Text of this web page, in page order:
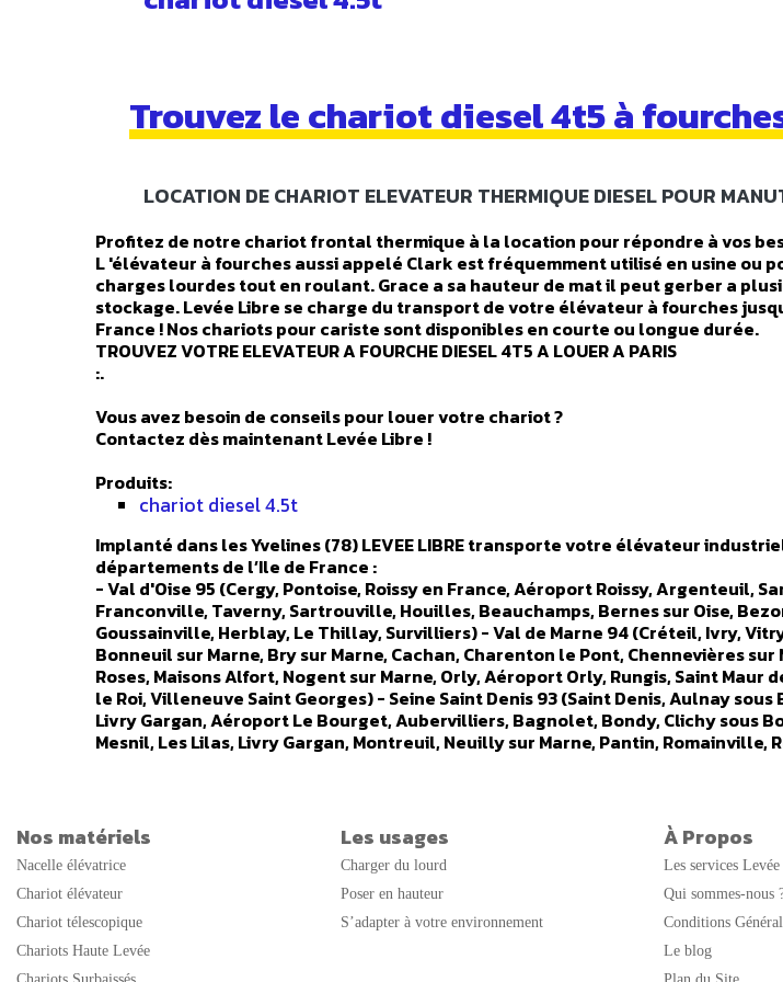
Trouvez le chariot diesel 4t5 à
LOCATION DE CHARIOT ELEVATEUR THERMIQUE DIESEL POUR
Profitez de notre chariot frontal thermique à la location pour répondre à vos
L 'élévateur à fourches aussi appelé Clark est fréquemment utilisé en usine ou
charges lourdes tout en roulant. Grace a sa hauteur de mat il peut gerber a
stockage. Levée Libre se charge du transport de votre élévateur à fourches
France ! Nos chariots pour cariste sont disponibles en courte ou longue durée.
TROUVEZ VOTRE ELEVATEUR A FOURCHE DIESEL 4T5 A LOUER A PARIS
:.
Vous avez besoin de conseils pour louer votre chariot ?
Contactez dès maintenant Levée Libre !
Produits:
chariot diesel 4.5t
Implanté dans les Yvelines (78) LEVEE LIBRE transporte votre élévateur
départements de l’Ile de France :
- Val d'Oise 95 (Cergy, Pontoise, Roissy en France, Aéroport Roissy, Argenteuil,
Franconville, Taverny, Sartrouville, Houilles, Beauchamps, Bernes sur Oise,
Goussainville, Herblay, Le Thillay, Survilliers) - Val de Marne 94 (Créteil, Ivry,
Bonneuil sur Marne, Bry sur Marne, Cachan, Charenton le Pont, Chennevières
Roses, Maisons Alfort, Nogent sur Marne, Orly, Aéroport Orly, Rungis, Saint
le Roi, Villeneuve Saint Georges) - Seine Saint Denis 93 (Saint Denis, Aulnay
Livry Gargan, Aéroport Le Bourget, Aubervilliers, Bagnolet, Bondy, Clichy sous
Mesnil, Les Lilas, Livry Gargan, Montreuil, Neuilly sur Marne, Pantin,
Suresnes, Villeneuve la Garenne) - Essonne 91 (Etampes, Arpajon, Saint
Wissous, Antony, Paray Vieille Poste, Limours, Saclay, Athis Mons,
Courcouronnes, Crosnes, Dourdan, Epinay sur Orge, Evry, Fleury Merogis, Grigny,
Saint Michel sur Orge, Savigny sur Orge, Tigery, Verriere le Buisson, Vigneux sur
Versailles, Rambouillet, Plaisir, Mantes la Jolie, Saint germain en Laye, Trappes,
Hameaux, Gif sur Yvette, Aubergenville, Bazainville, Bois d Arcy, Velizy
les Vignes, Coigniere, Conflans Sainte Honorine, Elancourt, Flins sur Seine,
Nos matériels
Nacelle élévatrice
Chariot élévateur
Chariot télescopique
Chariots Haute Levée
Les usages
Charger du lourd
Poser en hauteur
S’adapter à votre environnement
À Propos
Les services
Qui sommes-nous
Conditions
Le blog